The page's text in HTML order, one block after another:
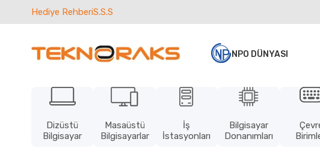
Hediye RehberiS.S.S
NPO DÜNYASI
Dizüstü
Bilgisayar
Masaüstü
Bilgisayarlar
İş
İstasyonları
Bilgisayar
Donanımları